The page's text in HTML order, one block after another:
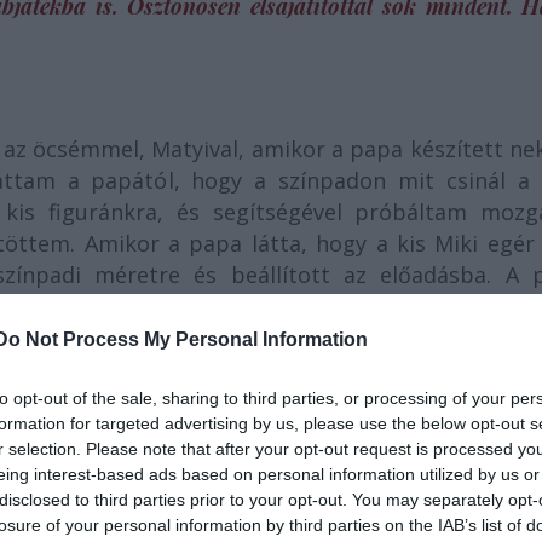
Not Process My Personal Information
opt-out of the sale, sharing to third parties, or processing of your
for targeted advertising by us, please use the below opt-out
selection. Please note that after your opt-out request is processed
interest-based ads based on personal information utilized by us
to third parties prior to your opt-out. You may separately
of your personal information by third parties on the IAB’s list of
is. Ösztönösen elsajátítottál sok mindent.
öcsémmel, Matyival, amikor a papa készített
a papától, hogy a színpadon mit csinál a
figuránkra, és segítségével próbáltam
Amikor a papa látta, hogy a kis Miki egér
méretre és beállított az előadásba. A
pedig csetlettem-botlottam az enyémmel.
címmel írt egy darabot. Én játszottam a Jancsi
Frici pajtás szerepét. Kezdetben a bábuk
belejöttünk a dologba. Később, amikor a
Juliskát, már akkor el tudtam